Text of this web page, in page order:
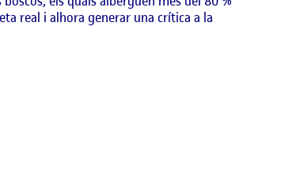
real i alhora generar una crítica a la